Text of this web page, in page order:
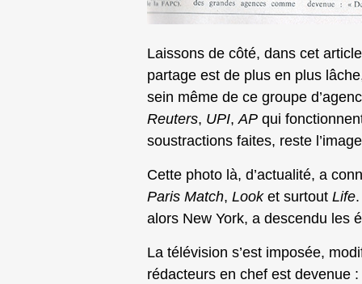
Laissons de côté, dans cet
partage est de plus en plus
sein même de ce groupe
Reuters, UPI,AP qui
soustractions faites, reste
Cette photo là, d’actualité, a
Paris Match, Looket surtout Life
alors New York, a descendu les
La télévision s’est imposée,
rédacteurs en chef est devenue